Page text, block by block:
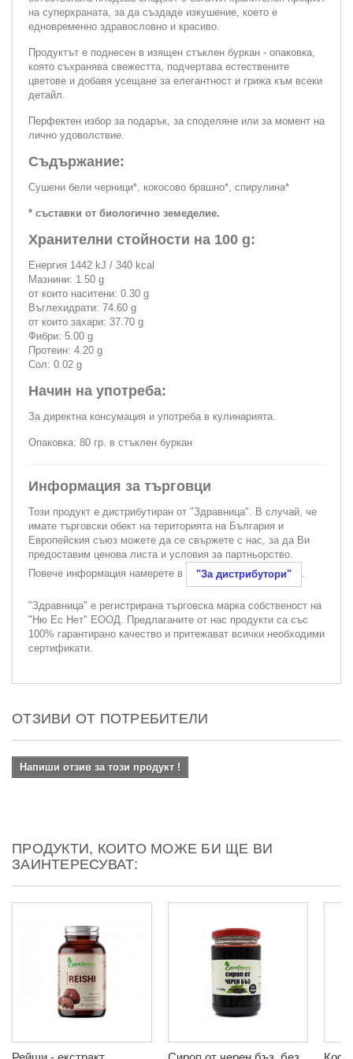
на суперхраната, за да създаде изкушение, което е
едновременно здравословно и красиво.
Продуктът е поднесен в изящен стъклен буркан - опаковка,
която съхранява свежестта, подчертава естествените
цветове и добавя усещане за елегантност и грижа към всеки
детайл.
Перфектен избор за подарък, за споделяне или за момент на
лично удоволствие.
Съдържание:
Сушени бели черници*, кокосово брашно*, спирулина*
* съставки от биологично земеделие.
Хранителни стойности на 100 g:
Енергия 1442 kJ / 340 kcal
Мазнини: 1.50 g
от които наситени: 0.30 g
Въглехидрати: 74.60 g
от които захари: 37.70 g
Фибри: 5.00 g
Протеин: 4.20 g
Сол: 0.02 g
Начин на употреба:
За директна консумация и употреба в кулинарията.
Опаковка: 80 гр. в стъклен буркан
Информация за търговци
Този продукт е дистрибутиран от "Здравница". В случай, че
имате търговски обект на територията на България и
Европейския съюз можете да се свържете с нас, за да Ви
предоставим ценова листа и условия за партньорство.
Повече информация намерете в
"За дистрибутори" .
"Здравница" е регистрирана търговска марка собственост на
"Ню Ес Нет" ЕООД. Предлаганите от нас продукти са със
100% гарантирано качество и притежават всички необходими
сертификати.
ОТЗИВИ ОТ ПОТРЕБИТЕЛИ
Напиши отзив за този продукт !
ПРОДУКТИ, КОИТО МОЖЕ БИ ЩЕ ВИ
ЗАИНТЕРЕСУВАТ: